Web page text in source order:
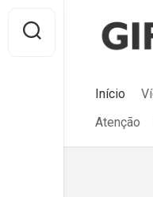
content
Início
Atenção